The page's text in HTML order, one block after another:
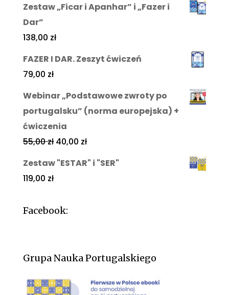
Zestaw „Ficar i Apanhar” i „Fazer i
Dar”
138,00 zł
FAZER I DAR. Zeszyt ćwiczeń
79,00 zł
Webinar „Podstawowe zwroty po
portugalsku” (norma europejska) +
ćwiczenia
55,00zł 40,00 zł
Zestaw "ESTAR" i "SER"
119,00 zł
Facebook:
Grupa Nauka Portugalskiego